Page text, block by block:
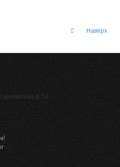
Наверх
д.54